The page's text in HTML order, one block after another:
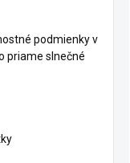
podmienky v
priame slnečné